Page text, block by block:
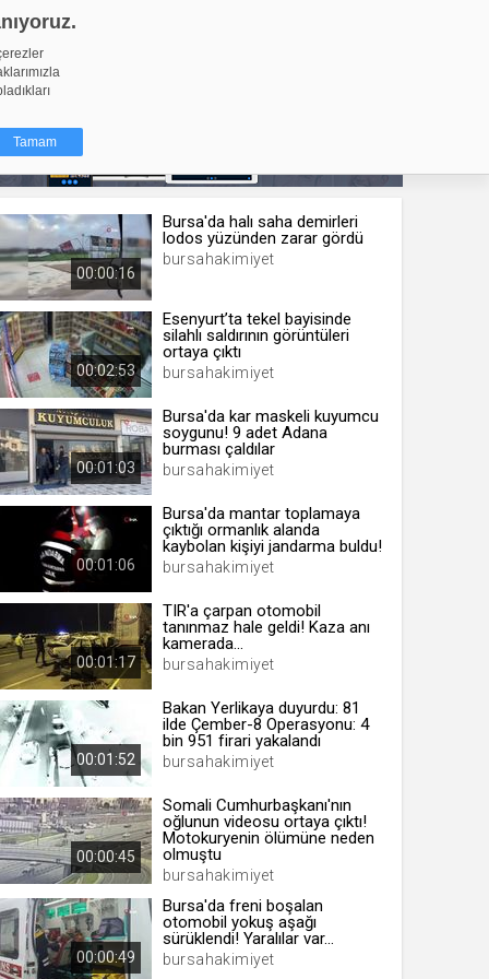
Tamam
küçük
İzniniz şu
hale
bir
Türü
yıl
00:00:16
Bursa'da halı saha demirleri
lodos yüzünden zarar gördü
bursahakimiyet
00:02:53
Esenyurt’ta tekel bayisinde
silahlı saldırının görüntüleri
ortaya çıktı
bursahakimiyet
00:01:03
Bursa'da kar maskeli kuyumcu
soygunu! 9 adet Adana
burması çaldılar
bursahakimiyet
00:01:06
Bursa'da mantar toplamaya
çıktığı ormanlık alanda
kaybolan kişiyi jandarma buldu!
bursahakimiyet
00:01:17
TIR'a çarpan otomobil
tanınmaz hale geldi! Kaza anı
kamerada...
bursahakimiyet
00:01:52
Bakan Yerlikaya duyurdu: 81
ilde Çember-8 Operasyonu: 4
bin 951 firari yakalandı
bursahakimiyet
00:00:45
Somali Cumhurbaşkanı'nın
oğlunun videosu ortaya çıktı!
Motokuryenin ölümüne neden
olmuştu
bursahakimiyet
00:00:49
Bursa'da freni boşalan
otomobil yokuş aşağı
sürüklendi! Yaralılar var...
bursahakimiyet